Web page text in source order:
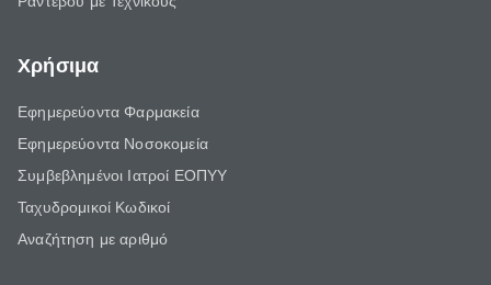
Χρήσιμα
Εφημερεύοντα Φαρμακεία
Εφημερεύοντα Νοσοκομεία
Συμβεβλημένοι Ιατροί ΕΟΠΥΥ
Ταχυδρομικοί Κωδικοί
Αναζήτηση με αριθμό